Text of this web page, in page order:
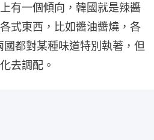
有一個傾向，韓國就是辣醬
式東西，比如醬油醬燒，各
都對某種味道特別執著，但
去調配。